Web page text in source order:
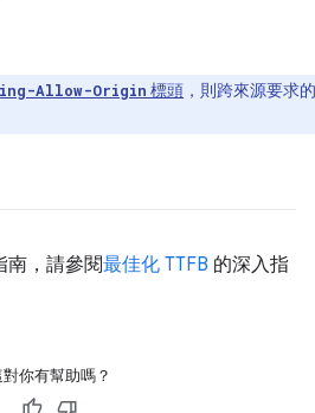
Allow-Origin 標頭 ，則跨來源要求的
南，請參閱最佳化 TTFB 的深入指
你有幫助嗎？